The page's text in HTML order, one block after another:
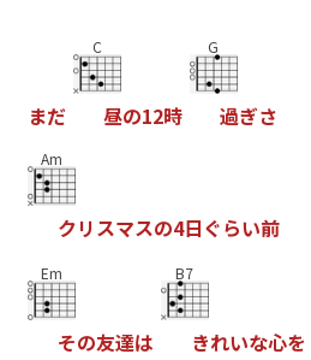
まだ
C
昼の12時
G
過ぎさ
Am
クリスマスの4日ぐらい前
Em
その友達は
B7
きれいな心を